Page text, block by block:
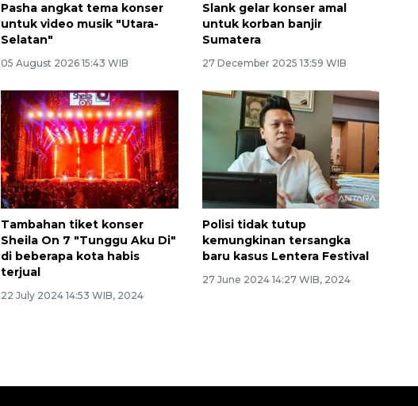
Pasha angkat tema konser
untuk video musik "Utara-
Selatan"
05 August 2026 15:43 WIB
Slank gelar konser amal
untuk korban banjir
Sumatera
27 December 2025 13:59 WIB
Tambahan tiket konser
Sheila On 7 "Tunggu Aku Di"
di beberapa kota habis
terjual
22 July 2024 14:53 WIB, 2024
Polisi tidak tutup
kemungkinan tersangka
baru kasus Lentera Festival
27 June 2024 14:27 WIB, 2024